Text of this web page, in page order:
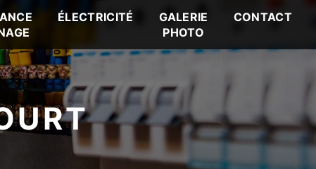
ÉLECTRICITÉ
GALERIE
PHOTO
CONTACT